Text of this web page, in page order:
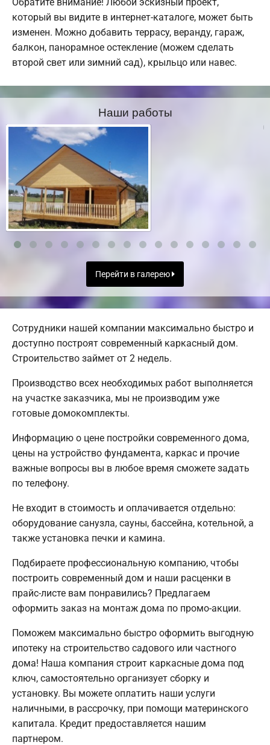
который вы видите в интернет-каталоге, может быть
изменен. Можно добавить террасу, веранду, гараж,
балкон, панорамное остекление (можем сделать
второй свет или зимний сад), крыльцо или навес.
Наши работы
Перейти в галерею
Сотрудники нашей компании максимально быстро и
доступно построят современный каркасный дом.
Строительство займет от 2 недель.
Производство всех необходимых работ выполняется
на участке заказчика, мы не производим уже
готовые домокомплекты.
Информацию о цене постройки современного дома,
цены на устройство фундамента, каркас и прочие
важные вопросы вы в любое время сможете задать
по телефону.
Не входит в стоимость и оплачивается отдельно:
оборудование санузла, сауны, бассейна, котельной, а
также установка печки и камина.
Подбираете профессиональную компанию, чтобы
построить современный дом и наши расценки в
прайс-листе вам понравились? Предлагаем
оформить заказ на монтаж дома по промо-акции.
Поможем максимально быстро оформить выгодную
ипотеку на строительство садового или частного
дома! Наша компания строит каркасные дома под
ключ, самостоятельно организует сборку и
установку. Вы можете оплатить наши услуги
наличными, в рассрочку, при помощи материнского
капитала. Кредит предоставляется нашим
партнером.